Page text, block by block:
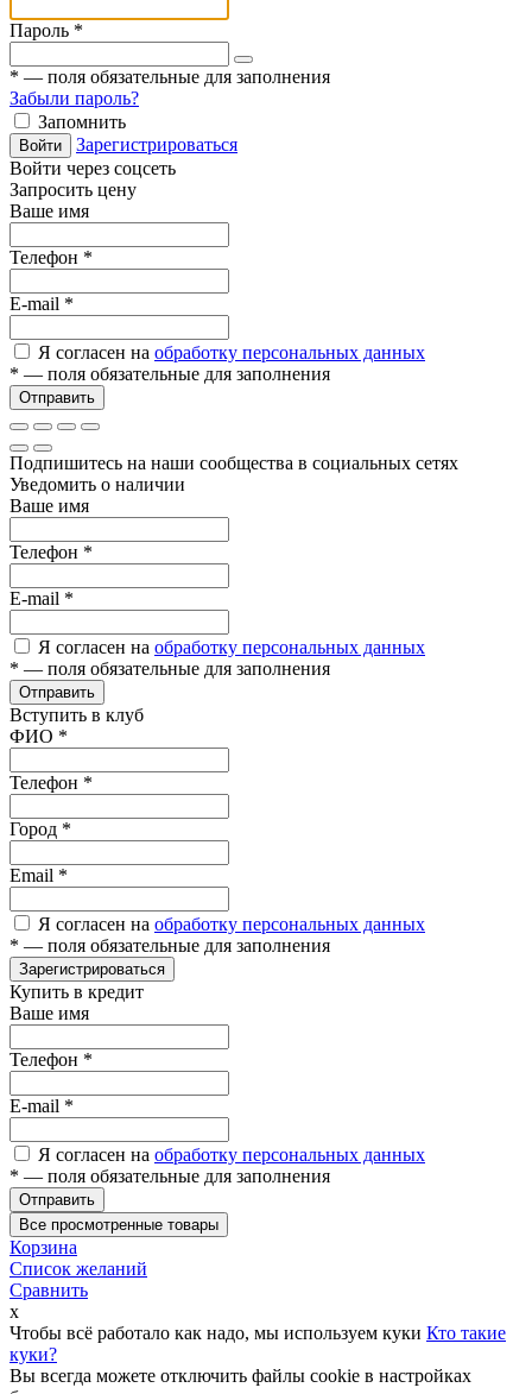
Пароль *
* — поля обязательные для заполнения
Забыли пароль?
Запомнить
Войти
Зарегистрироваться
Войти через соцсеть
Запросить цену
Ваше имя
Телефон *
E-mail *
Я согласен на обработку персональных данных
* — поля обязательные для заполнения
Отправить
Подпишитесь на наши сообщества в социальных сетях
Уведомить о наличии
Ваше имя
Телефон *
E-mail *
Я согласен на обработку персональных данных
* — поля обязательные для заполнения
Отправить
Вступить в клуб
ФИО *
Телефон *
Город *
Email *
Я согласен на обработку персональных данных
* — поля обязательные для заполнения
Зарегистрироваться
Купить в кредит
Ваше имя
Телефон *
E-mail *
Я согласен на обработку персональных данных
* — поля обязательные для заполнения
Отправить
Все просмотренные товары
Корзина
Список желаний
Сравнить
x
Чтобы всё работало как надо, мы используем куки Кто такие
куки?
Вы всегда можете отключить файлы cookie в настройках